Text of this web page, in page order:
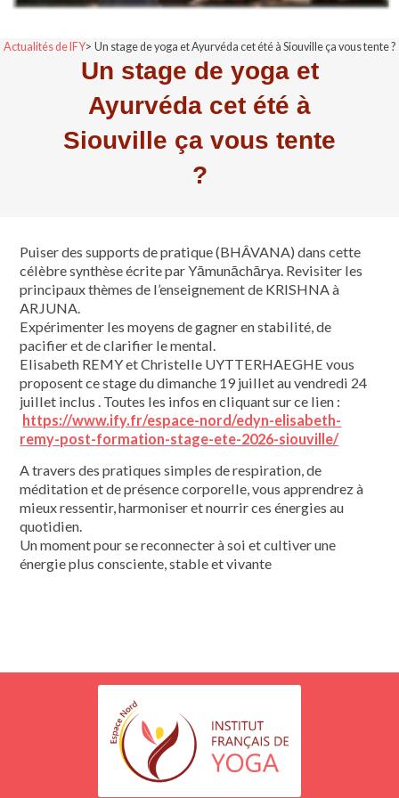
Un stage de yoga et
Ayurvéda cet été à
Siouville ça vous tente
?
Actualités de IFY Un stage de yoga et Ayurvéda cet été à Siouville ça vous tente ?
Puiser des supports de pratique (BHÂVANA) dans cette
célèbre synthèse écrite par Yāmunāchārya. Revisiter les
principaux thèmes de l’enseignement de KRISHNA à
ARJUNA.
Expérimenter les moyens de gagner en stabilité, de
pacifier et de clarifier le mental.
Elisabeth REMY et Christelle UYTTERHAEGHE vous
proposent ce stage du dimanche 19 juillet au vendredi 24
juillet inclus . Toutes les infos en cliquant sur ce lien :
https://www.ify.fr/espace-nord/edyn-elisabeth-
remy-post-formation-stage-ete-2026-siouville/
A travers des pratiques simples de respiration, de
méditation et de présence corporelle, vous apprendrez à
mieux ressentir, harmoniser et nourrir ces énergies au
quotidien.
Un moment pour se reconnecter à soi et cultiver une
énergie plus consciente, stable et vivante